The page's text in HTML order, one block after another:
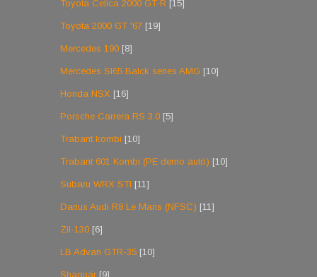
Toyota Celica 2000 GT-R [15]
Toyota 2000 GT '67 [19]
Mercedes 190 [8]
Mercedes Sl65 Balck series AMG [10]
Honda NSX [16]
Porsche Carrera RS 3.0 [5]
Trabant kombi [10]
Trabant 601 Kombi (PE demo autó) [10]
Subaru WRX STI [11]
Darius Audi R8 Le Mans (NFSC) [11]
Zil-130 [6]
LB Advan GTR-35 [10]
Shaguár [9]